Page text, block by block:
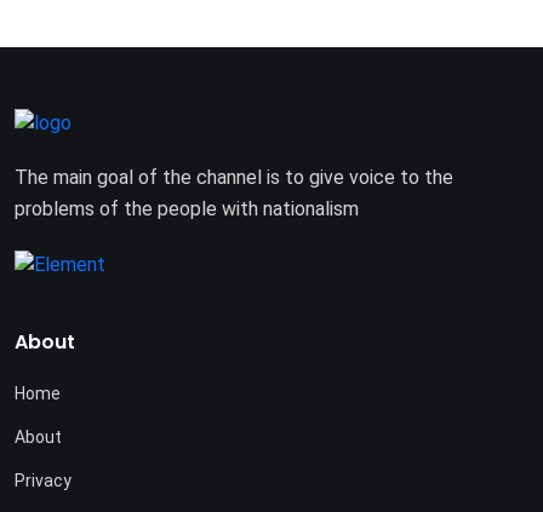
The main goal of the channel is to give voice to the
problems of the people with nationalism
About
Home
About
Privacy